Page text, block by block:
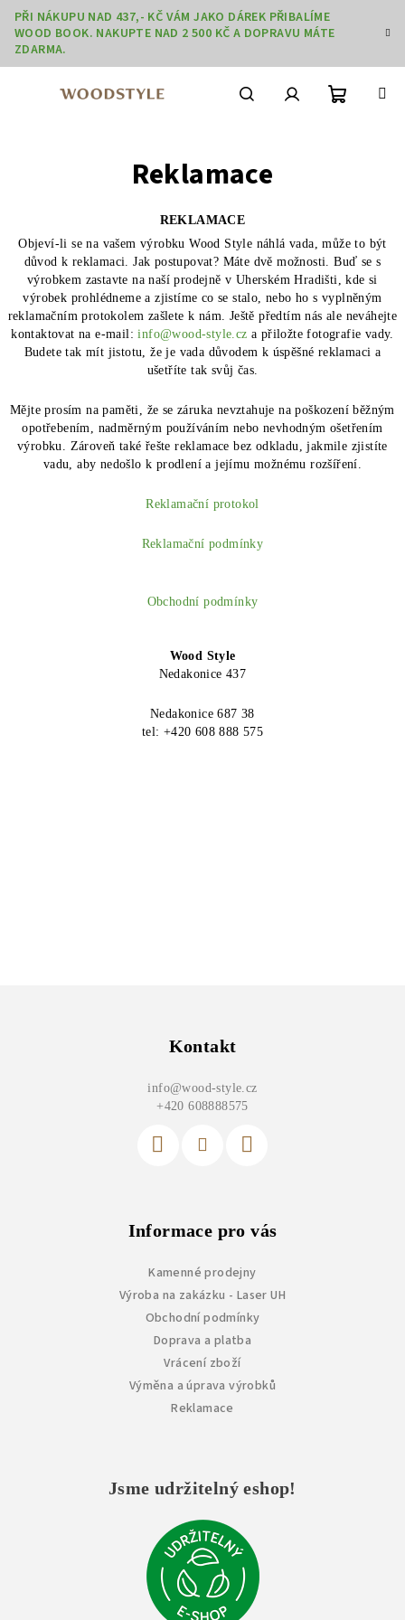
Přejít
obsah
PŘI NÁKUPU NAD 437,- KČ VÁM JAKO DÁREK PŘIBALÍME
WOOD BOOK. NAKUPTE NAD 2 500 KČ A DOPRAVU MÁTE
ZDARMA.
Reklamace
REKLAMACE
Objeví-li se na vašem výrobku Wood Style náhlá vada, může to být
důvod k reklamaci. Jak postupovat? Máte dvě možnosti. Buď se s
výrobkem zastavte na naší prodejně v Uherském Hradišti, kde si
výrobek prohlédneme a zjistíme co se stalo, nebo ho s vyplněným
reklamačním protokolem zašlete k nám. Ještě předtím nás ale neváhejte
kontaktovat na e-mail:info@wood-style.cz a přiložte fotografie vady.
Budete tak mít jistotu, že je vada důvodem k úspěšné reklamaci a
ušetříte tak svůj čas.
Mějte prosím na paměti, že se záruka nevztahuje na poškození běžným
opotřebením, nadměrným používáním nebo nevhodným ošetřením
výrobku. Zároveň také řešte reklamace bez odkladu, jakmile zjistíte
vadu, aby nedošlo k prodlení a jejímu možnému rozšíření.
Reklamační protokol
Reklamační podmínky
Obchodní podmínky
Wood Style
Nedakonice 437
Nedakonice 687 38
tel: +420 608 888 575
Kontakt
info@wood-style.cz
+420 608888575
Informace pro vás
Kamenné prodejny
Výroba na zakázku - Laser UH
Obchodní podmínky
Doprava a platba
Vrácení zboží
Výměna a úprava výrobků
Reklamace
Jsme udržitelný eshop!